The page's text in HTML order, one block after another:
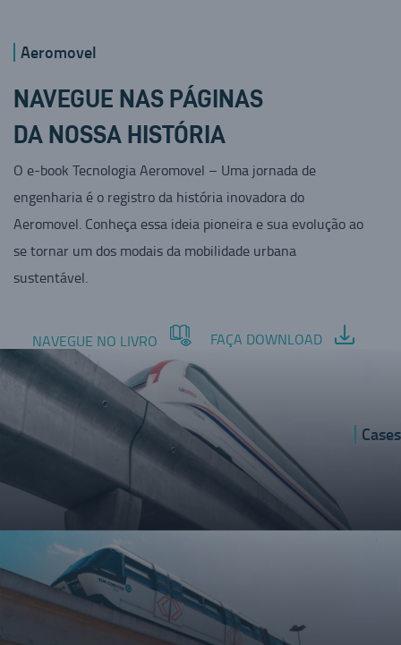
Aeromovel
NAVEGUE NAS PÁGINAS
DA NOSSA HISTÓRIA
O e-book Tecnologia Aeromovel – Uma jornada de
engenharia é o registro da história inovadora do
Aeromovel. Conheça essa ideia pioneira e sua evolução ao
se tornar um dos modais da mobilidade urbana
sustentável.
NAVEGUE NO LIVRO FAÇA DOWNLOAD
Cases